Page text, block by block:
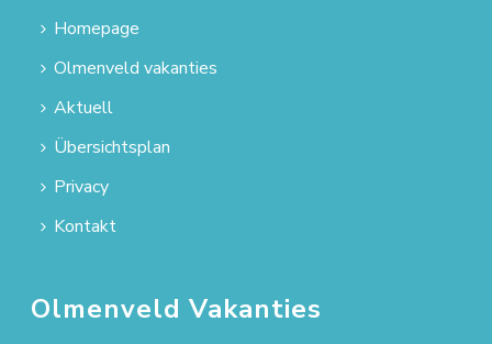
Homepage
Olmenveld vakanties
Aktuell
Übersichtsplan
Privacy
Kontakt
Olmenveld Vakanties